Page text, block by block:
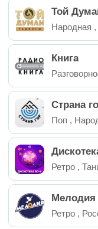
Той
Народная ,
Книга
Страна
Поп ,
Ретро ,
Мелодия
Ретро ,